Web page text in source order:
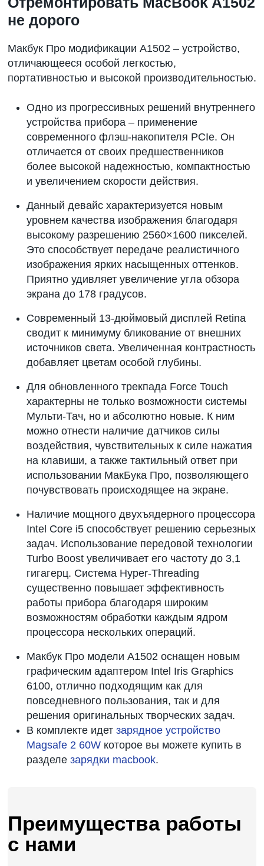
не дорого
Макбук Про модификации А1502 – устройство,
отличающееся особой легкостью,
портативностью и высокой производительностью.
Одно из прогрессивных решений внутреннего
устройства прибора – применение
современного флэш-накопителя PCIe. Он
отличается от своих предшественников
более высокой надежностью, компактностью
и увеличением скорости действия.
Данный девайс характеризуется новым
уровнем качества изображения благодаря
высокому разрешению 2560×1600 пикселей.
Это способствует передаче реалистичного
изображения ярких насыщенных оттенков.
Приятно удивляет увеличение угла обзора
экрана до 178 градусов.
Современный 13-дюймовый дисплей Retina
сводит к минимуму бликование от внешних
источников света. Увеличенная контрастность
добавляет цветам особой глубины.
Для обновленного трекпада Force Touch
характерны не только возможности системы
Мульти-Тач, но и абсолютно новые. К ним
можно отнести наличие датчиков силы
воздействия, чувствительных к силе нажатия
на клавиши, а также тактильный ответ при
использовании МакБука Про, позволяющего
почувствовать происходящее на экране.
Наличие мощного двухъядерного процессора
Intel Core i5 способствует решению серьезных
задач. Использование передовой технологии
Turbo Boost увеличивает его частоту до 3,1
гигагерц. Система Hyper-Threading
существенно повышает эффективность
работы прибора благодаря широким
возможностям обработки каждым ядром
процессора нескольких операций.
Макбук Про модели А1502 оснащен новым
графическим адаптером Intel Iris Graphics
6100, отлично подходящим как для
повседневного пользования, так и для
решения оригинальных творческих задач.
В комплекте идет зарядное устройство
Magsafe 2 60W которое вы можете купить в
разделе зарядки macbook.
Преимущества работы
с нами